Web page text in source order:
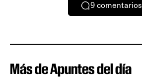
9 comentarios
Más de Apuntes del día